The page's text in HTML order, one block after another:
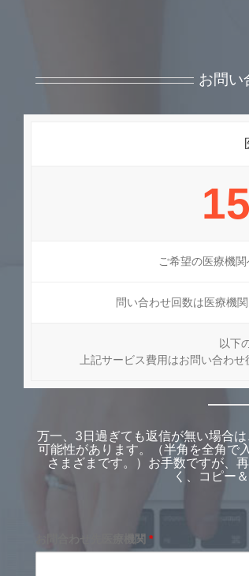
お問い
ご希望の医療機
問い合わせ回数は医療機
以下
上記サービス費用はお問い合わせ
万一、3日過ぎても返信が無い場合
可能性があります。（半角を全角で
さまざまです。）お手数ですが、
く、コピー
お問合わせ先医療機関 *